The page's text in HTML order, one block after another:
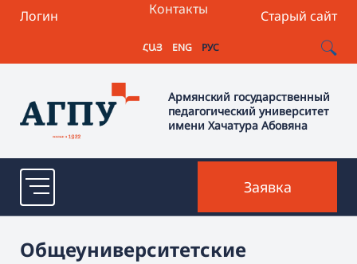
Логин Старый сайт
Контакты
ՀԱՅ ENG РУС
Армянский государственный
педагогический университет
имени Хачатура Абовяна
Заявка
Общеуниверситетские